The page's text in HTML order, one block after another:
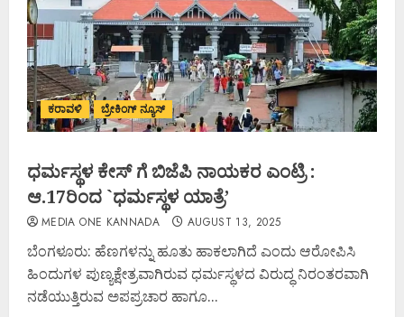
ಕರಾವಳಿ ಬ್ರೇಕಿಂಗ್ ನ್ಯೂಸ್
ಧರ್ಮಸ್ಥಳ ಕೇಸ್ ಗೆ ಬಿಜೆಪಿ ನಾಯಕರ ಎಂಟ್ರಿ :
ಆ.17ರಿಂದ `ಧರ್ಮಸ್ಥಳ ಯಾತ್ರೆ’
MEDIA ONE KANNADA AUGUST 13, 2025
ಬೆಂಗಳೂರು: ಹೆಣಗಳನ್ನು ಹೂತು ಹಾಕಲಾಗಿದೆ ಎಂದು ಆರೋಪಿಸಿ
ಹಿಂದುಗಳ ಪುಣ್ಯಕ್ಷೇತ್ರವಾಗಿರುವ ಧರ್ಮಸ್ಥಳದ ವಿರುದ್ಧ ನಿರಂತರವಾಗಿ
ನಡೆಯುತ್ತಿರುವ ಅಪಪ್ರಚಾರ ಹಾಗೂ...